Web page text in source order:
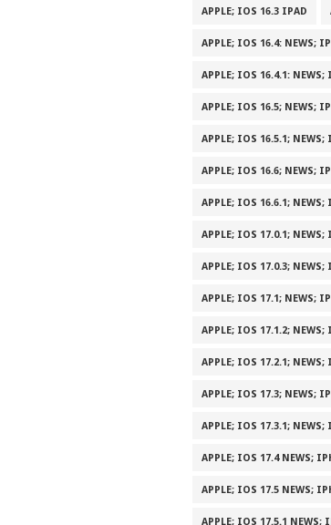
APPLE; IOS 16.3 IPAD
APPLE; IOS 16.4: NEWS;
APPLE; IOS 16.4.1: NEWS;
APPLE; IOS 16.5; NEWS;
APPLE; IOS 16.5.1; NEWS;
APPLE; IOS 16.6; NEWS;
APPLE; IOS 16.6.1; NEWS;
APPLE; IOS 17.0.1; NEWS;
APPLE; IOS 17.0.3; NEWS;
APPLE; IOS 17.1; NEWS;
APPLE; IOS 17.1.2; NEWS;
APPLE; IOS 17.2.1; NEWS;
APPLE; IOS 17.3; NEWS;
APPLE; IOS 17.3.1; NEWS;
APPLE; IOS 17.4 NEWS;
APPLE; IOS 17.5 NEWS;
APPLE; IOS 17.5.1 NEWS;